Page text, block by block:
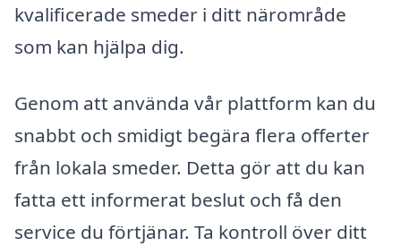
kvalificerade smeder i ditt närområde
som kan hjälpa dig.
Genom att använda vår plattform kan du
snabbt och smidigt begära flera offerter
från lokala smeder. Detta gör att du kan
fatta ett informerat beslut och få den
service du förtjänar. Ta kontroll över ditt